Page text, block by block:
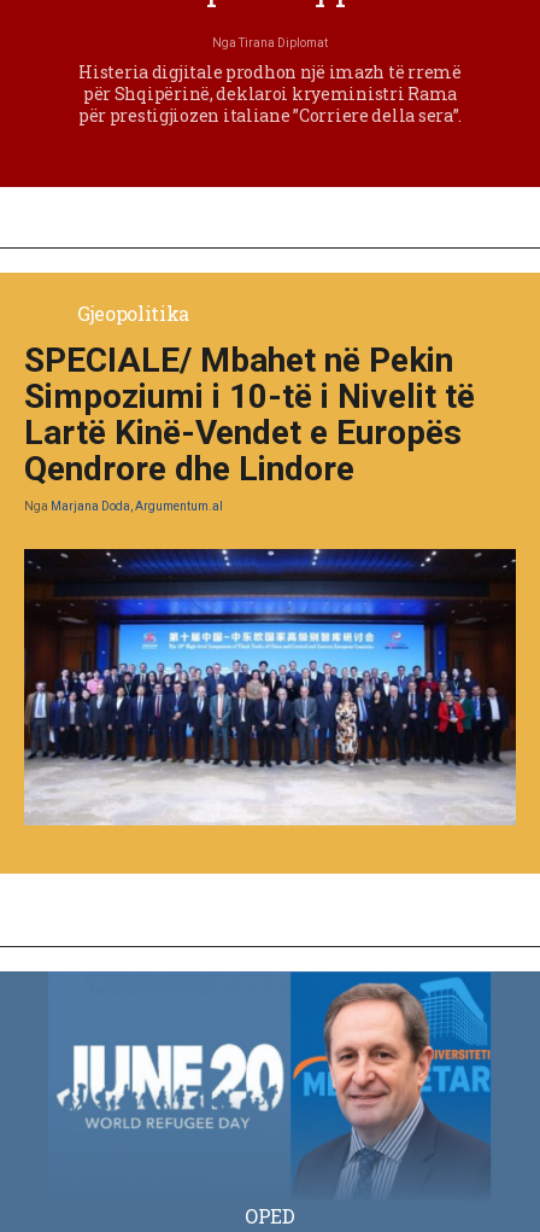
NgaTirana Diplomat
Histeria digjitale prodhon një imazh të rremë
për Shqipërinë, deklaroi kryeministri Rama
për prestigjiozen italiane ”Corriere della sera”.
Gjeopolitika
SPECIALE/ Mbahet në Pekin
Simpoziumi i 10-të i Nivelit të
Lartë Kinë-Vendet e Europës
Qendrore dhe Lindore
Nga Marjana Doda, Argumentum.al
OPED